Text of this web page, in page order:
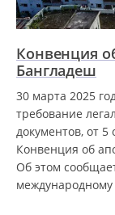
Конвенция
Бангладеш
30 марта 2025
требование
документов, от 5
Конвенция об
Об этом
международному